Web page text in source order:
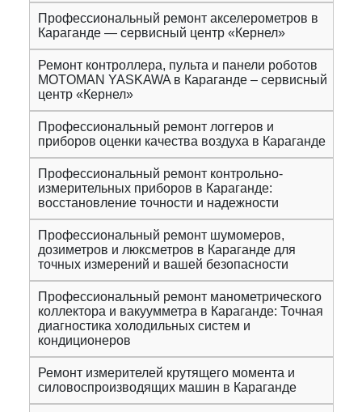
Профессиональный ремонт акселерометров в
Караганде — сервисный центр «Кернел»
Ремонт контроллера, пульта и панели роботов
MOTOMAN YASKAWA в Караганде – сервисный
центр «Кернел»
Профессиональный ремонт логгеров и
приборов оценки качества воздуха в Караганде
Профессиональный ремонт контрольно-
измерительных приборов в Караганде:
восстановление точности и надежности
Профессиональный ремонт шумомеров,
дозиметров и люксметров в Караганде для
точных измерений и вашей безопасности
Профессиональный ремонт манометрического
коллектора и вакуумметра в Караганде: Точная
диагностика холодильных систем и
кондиционеров
Ремонт измерителей крутящего момента и
силовоспроизводящих машин в Караганде